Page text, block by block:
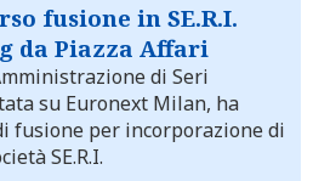
fusione in SE.R.I.
da Piazza Affari
di Seri
su Euronext Milan, ha
fusione per incorporazione di
SE.R.I.